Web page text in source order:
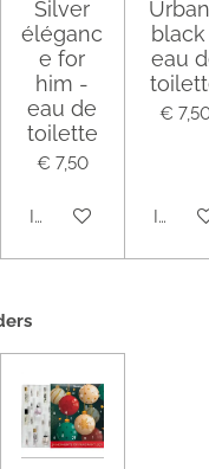
Silver
éléganc
e for
him -
eau de
toilette
€ 7,50
In winkelwagen
eau
€
In